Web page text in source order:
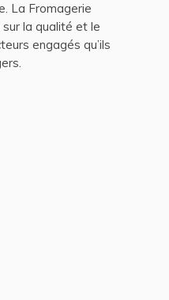
La Fromagerie
sur la qualité et le
engagés qu’ils